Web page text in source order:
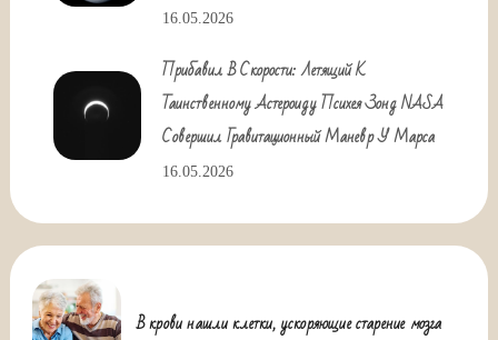
16.05.2026
Прибавил В Скорости: Летящий К
Таинственному Астероиду Психея Зонд NASA
Совершил Гравитационный Маневр У Марса
16.05.2026
В крови нашли клетки, ускоряющие старение мозга